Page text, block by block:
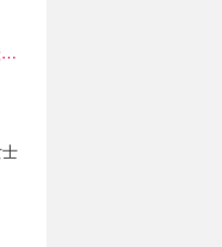
再降5折!之前$424.96 大橙子好显白 蹲补